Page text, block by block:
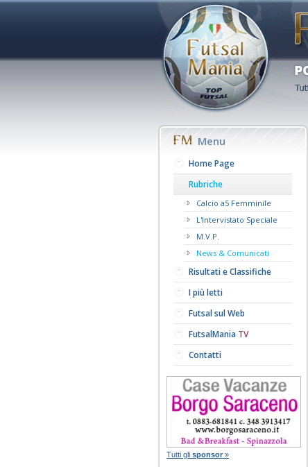
Menu
Home Page
Rubriche
Calcio a5 Femminile
L'Intervistato Speciale
M.V.P.
News & Comunicati
Risultati e Classifiche
I più letti
Futsal sul Web
FutsalMania TV
Contatti
Tutti gli sponsor »